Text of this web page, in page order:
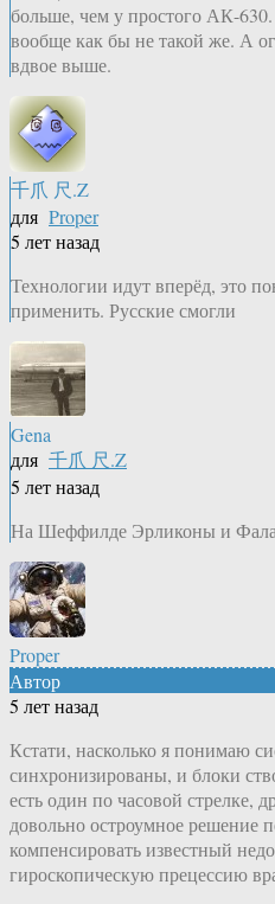
больше, чем у простого АК-
вообще как бы не такой же. А
вдвое выше.
千爪 尺.Z
для Proper
5 лет назад
Технологии идут вперёд, это
применить. Русские смогли
Gena
для 千爪 尺.Z
5 лет назад
На Шеффилде Эрликоны и
Proper
Автор
5 лет назад
Кстати, насколько я понимаю
синхронизированы, и блоки
есть один по часовой стрелке,
довольно остроумное решение
компенсировать известный
гироскопическую прецессию